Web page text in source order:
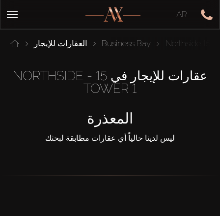
AR
العقارات للإيجار Business Bay
عقارات للإيجار في 15 NORTHSIDE -
TOWER 1
المعذرة
ليس لدينا حالياً أي عقارات مطابقة لبحثك